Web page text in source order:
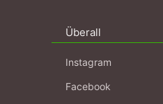
Überall
Instagram
Facebook